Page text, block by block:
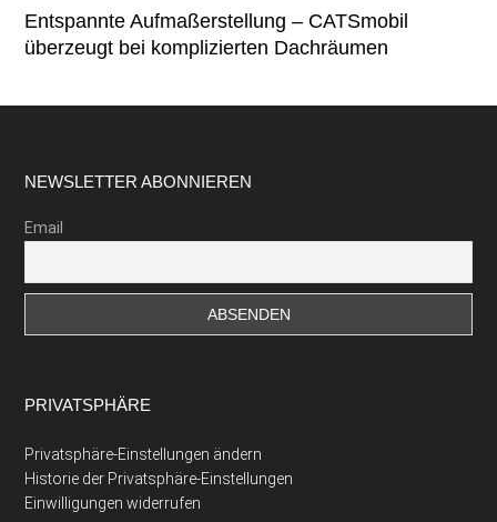
Entspannte Aufmaßerstellung – CATSmobil
überzeugt bei komplizierten Dachräumen
Footer
NEWSLETTER ABONNIEREN
Email
PRIVATSPHÄRE
Privatsphäre-Einstellungen ändern
Historie der Privatsphäre-Einstellungen
Einwilligungen widerrufen